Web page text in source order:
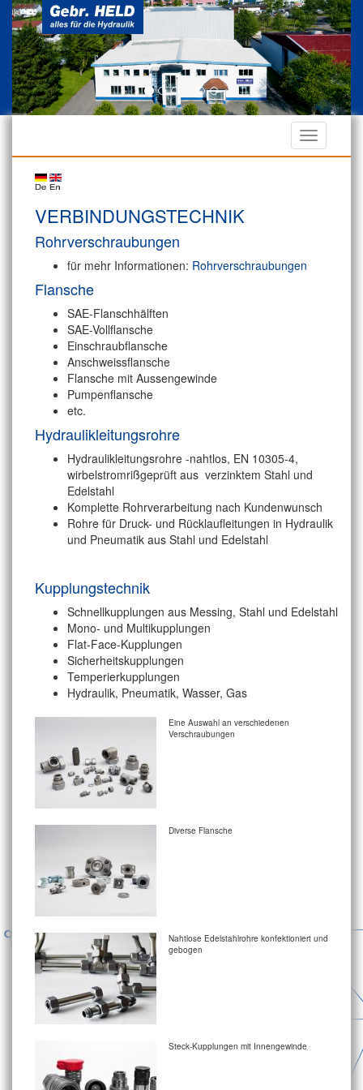
VERBINDUNGSTECHNIK
Rohrverschraubungen
für mehr Informationen: Rohrverschraubungen
Flansche
SAE-Flanschhälften
SAE-Vollflansche
Einschraubflansche
Anschweissflansche
Flansche mit Aussengewinde
Pumpenflansche
etc.
Hydraulikleitungsrohre
Hydraulikleitungsrohre -nahtlos, EN 10305-4,
wirbelstromrißgeprüft aus verzinktem Stahl und
Edelstahl
Komplette Rohrverarbeitung nach Kundenwunsch
Rohre für Druck- und Rücklaufleitungen in Hydraulik
und Pneumatik aus Stahl und Edelstahl
Kupplungstechnik
Schnellkupplungen aus Messing, Stahl und Edelstahl
Mono- und Multikupplungen
Flat-Face-Kupplungen
Sicherheitskupplungen
Temperierkupplungen
Hydraulik, Pneumatik, Wasser, Gas
Eine Auswahl an verschiedenen
Verschraubungen
Diverse Flansche
Nahtlose Edelstahlrohre konfektioniert und
gebogen
Steck-Kupplungen mit Innengewinde